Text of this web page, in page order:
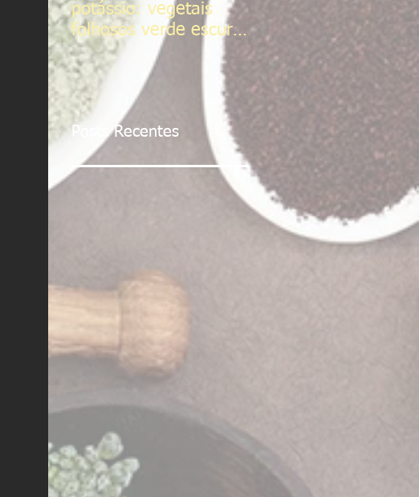
potássio: vegetais
folhosos verde escuro,
frutas cítricas,
tomates, Sementes d
Posts Recentes